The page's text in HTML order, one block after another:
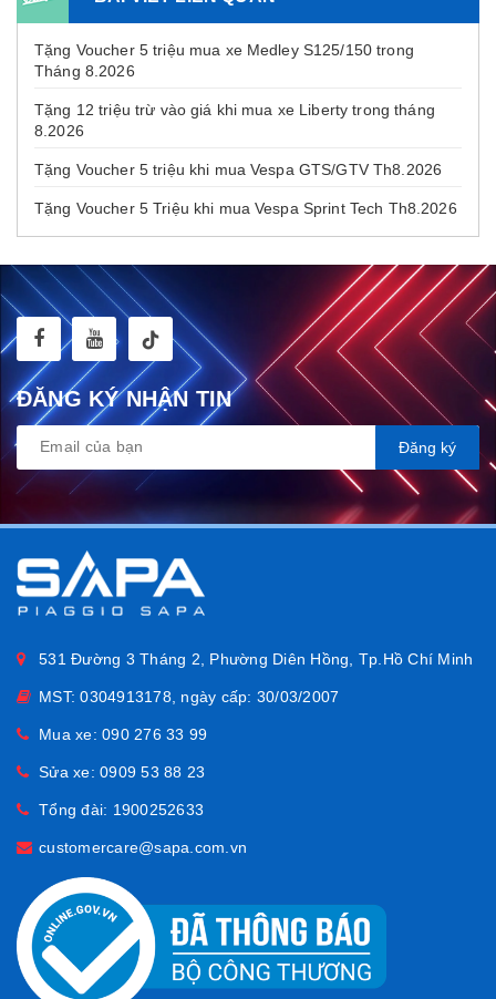
Tặng Voucher 5 triệu mua xe Medley S125/150 trong
Tháng 8.2026
Tặng 12 triệu trừ vào giá khi mua xe Liberty trong tháng
8.2026
Tặng Voucher 5 triệu khi mua Vespa GTS/GTV Th8.2026
Tặng Voucher 5 Triệu khi mua Vespa Sprint Tech Th8.2026
ĐĂNG KÝ NHẬN TIN
Đăng ký
531 Đường 3 Tháng 2, Phường Diên Hồng, Tp.Hồ Chí Minh
MST: 0304913178, ngày cấp: 30/03/2007
Mua xe: 090 276 33 99
Sửa xe: 0909 53 88 23
Tổng đài: 1900252633
customercare@sapa.com.vn